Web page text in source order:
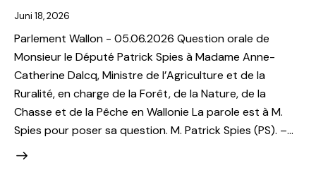
Juni 18, 2026
Parlement Wallon - 05.06.2026 Question orale de
Monsieur le Député Patrick Spies à Madame Anne-
Catherine Dalcq, Ministre de l’Agriculture et de la
Ruralité, en charge de la Forêt, de la Nature, de la
Chasse et de la Pêche en Wallonie La parole est à M.
Spies pour poser sa question. M. Patrick Spies (PS). –…